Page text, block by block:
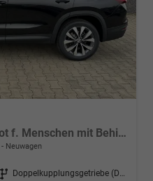
Exclusive Selection Angebot f. Menschen mit Behinderung ab 50 %! 2.0 TDI 150PS DSG, Metallic, 18" Alu, Leder-/Kunstleder-Polster, Sitzheizung v/h, NAVIGATION 13", CANTON, Elektr. Heckklappe, Beheizte Frontscheibe, MATRIX-LED, KESSY, Alarm, Parksensoren, Panoramakamera, Clima
Neuwagen
Getriebe
Doppelkupplungsgetriebe (DSG)